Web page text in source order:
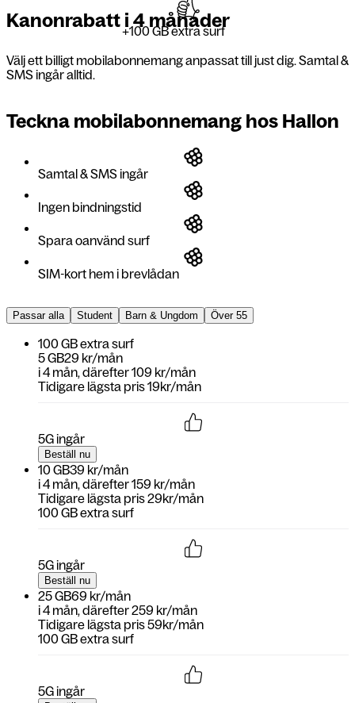
+100 GB extra surf
Kanonrabatt i 4 månader
Välj ett billigt mobilabonnemang anpassat till just dig. Samtal &
SMS ingår alltid.
Teckna mobilabonnemang hos Hallon
Samtal & SMS ingår
Ingen bindningstid
Spara oanvänd surf
SIM-kort hem i brevlådan
Passar alla Student Barn & Ungdom Över 55
100 GB extra surf
5 GB29 kr/mån
i4 mån, därefter109 kr/mån
Tidigare lägsta pris 19kr/mån
5G ingår
Beställ nu
10 GB39 kr/mån
i4 mån, därefter159 kr/mån
Tidigare lägsta pris 29kr/mån
100 GB extra surf
5G ingår
Beställ nu
25 GB69 kr/mån
i4 mån, därefter259 kr/mån
Tidigare lägsta pris 59kr/mån
100 GB extra surf
5G ingår